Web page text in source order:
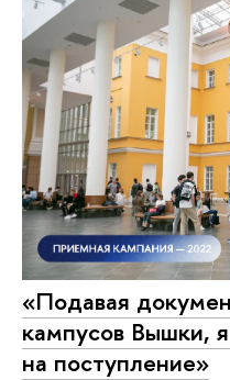
«Подавая
кампусов Вышки,
на поступление»